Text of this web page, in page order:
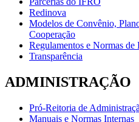
Redinova
Modelos de Convênio,
Cooperação
Regulamentos e Normas de
Transparência
ADMINISTRAÇÃO
Pró-Reitoria de
Manuais e Normas Internas